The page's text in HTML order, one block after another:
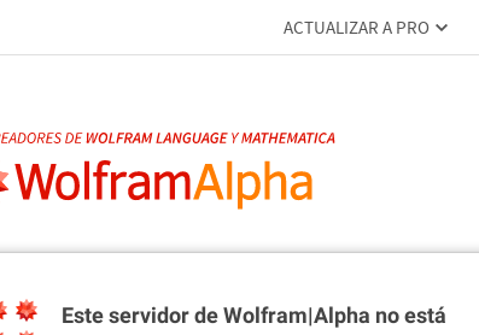
ACTUALIZAR A PRO
Este servidor de Wolfram|Alpha no está